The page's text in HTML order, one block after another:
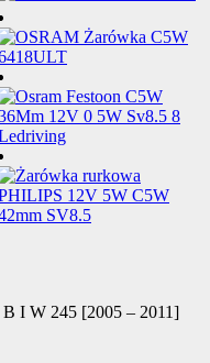
B I W 245 [2005 – 2011]